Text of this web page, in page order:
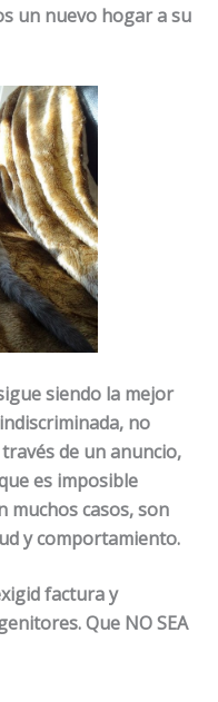
un nuevo hogar a su
siendo la mejor
no
de un anuncio,
es imposible
muchos casos, son
y comportamiento.
factura y
Que NO SEA